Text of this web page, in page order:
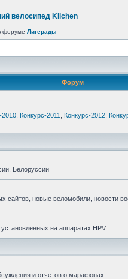
велосипед Klichen
форуме Лигерады
Форум
2010 Конкурс-2011 Конкурс-2012
Белоруссии
сайтов, новые веломобили, новости
на аппаратах HPV
и отчетов о марафонах